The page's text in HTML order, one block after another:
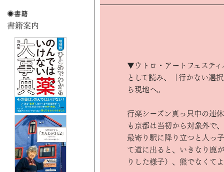
▼ウトロ・アートフェステ
として読み、「行かない選
ら現地へ。
行楽シーズン真っ只中の連
も京都は当初から対象外で
最寄り駅に降り立つと人っ
て道に出ると、いきなり鹿
りした様子）、熊でなくて